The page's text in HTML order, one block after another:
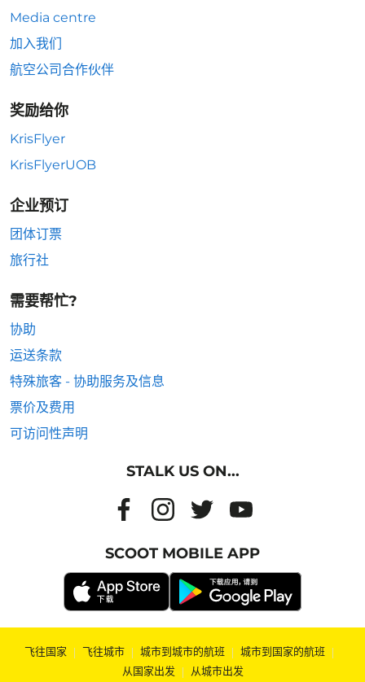
Media centre
加入我们
航空公司合作伙伴
奖励给你
KrisFlyer
KrisFlyerUOB
企业预订
团体订票
旅行社
需要帮忙?
协助
运送条款
特殊旅客 - 协助服务及信息
票价及费用
可访问性声明
STALK US ON...
SCOOT MOBILE APP
飞往国家 | 飞往城市 | 城市到城市的航班 | 城市到国家的航班 |
从国家出发 | 从城市出发